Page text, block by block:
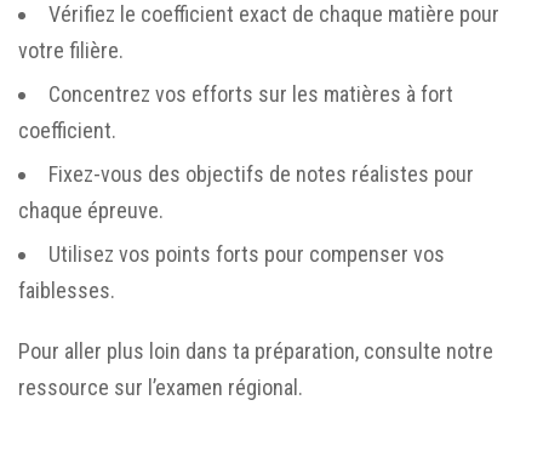
Vérifiez le coefficient exact de chaque matière pour
votre filière.
Concentrez vos efforts sur les matières à fort
coefficient.
Fixez-vous des objectifs de notes réalistes pour
chaque épreuve.
Utilisez vos points forts pour compenser vos
faiblesses.
Pour aller plus loin dans ta préparation, consulte notre
ressource sur l’examen régional .